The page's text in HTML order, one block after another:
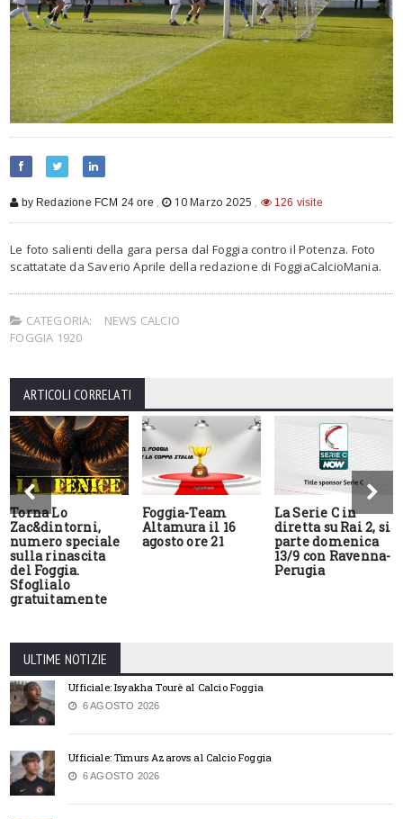
by Redazione FCM 24 ore , 10 Marzo 2025 , 126 visite
Le foto salienti della gara persa dal Foggia contro il Potenza. Foto
scattatate da Saverio Aprile della redazione di FoggiaCalcioMania.
CATEGORIA:
NEWS CALCIO
FOGGIA 1920
ARTICOLI CORRELATI
Torna Lo
Zac&dintorni,
numero speciale
sulla rinascita
del Foggia.
Sfoglialo
gratuitamente
Foggia-Team
Altamura il 16
agosto ore 21
La Serie C in
diretta su Rai 2, si
parte domenica
13/9 con Ravenna-
Perugia
ULTIME NOTIZIE
Ufficiale: Isyakha Tourè al Calcio Foggia
6 AGOSTO 2026
Ufficiale: Timurs Azarovs al Calcio Foggia
6 AGOSTO 2026